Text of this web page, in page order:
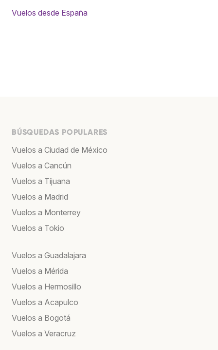
Vuelos desde España
BÚSQUEDAS POPULARES
Vuelos a Ciudad de México
Vuelos a Cancún
Vuelos a Tijuana
Vuelos a Madrid
Vuelos a Monterrey
Vuelos a Tokio
Vuelos a Guadalajara
Vuelos a Mérida
Vuelos a Hermosillo
Vuelos a Acapulco
Vuelos a Bogotá
Vuelos a Veracruz